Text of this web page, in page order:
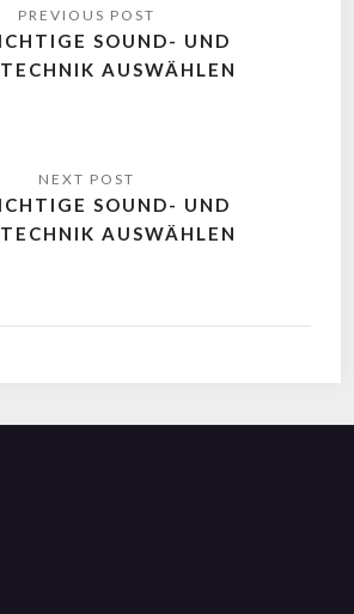
SOUND- UND
AUSWÄHLEN
SOUND- UND
AUSWÄHLEN